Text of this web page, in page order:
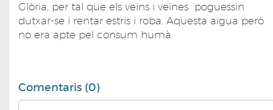
Glòria, per tal que els veïns i veïnes poguessin
dutxar-se i rentar estris i roba. Aquesta aigua però
no era apte pel consum humà.
Comentaris (0)